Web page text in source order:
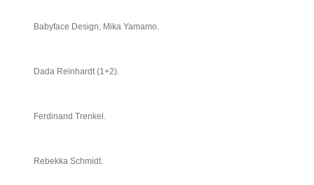
Babyface Design, Mika Yamamo.
Dada Reinhardt (1+2).
Ferdinand Trenkel.
Rebekka Schmidt.